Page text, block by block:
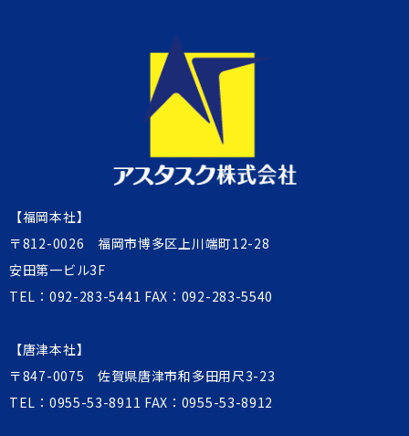
【福岡本社】
〒812-0026 福岡市博多区上川端町12-28
安田第一ビル3F
TEL： 092-283-5441 FAX：092-283-5540
【唐津本社】
〒847-0075 佐賀県唐津市和多田用尺3-23
TEL： 0955-53-8911 FAX：0955-53-8912